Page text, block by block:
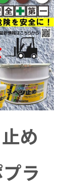
め
ラ